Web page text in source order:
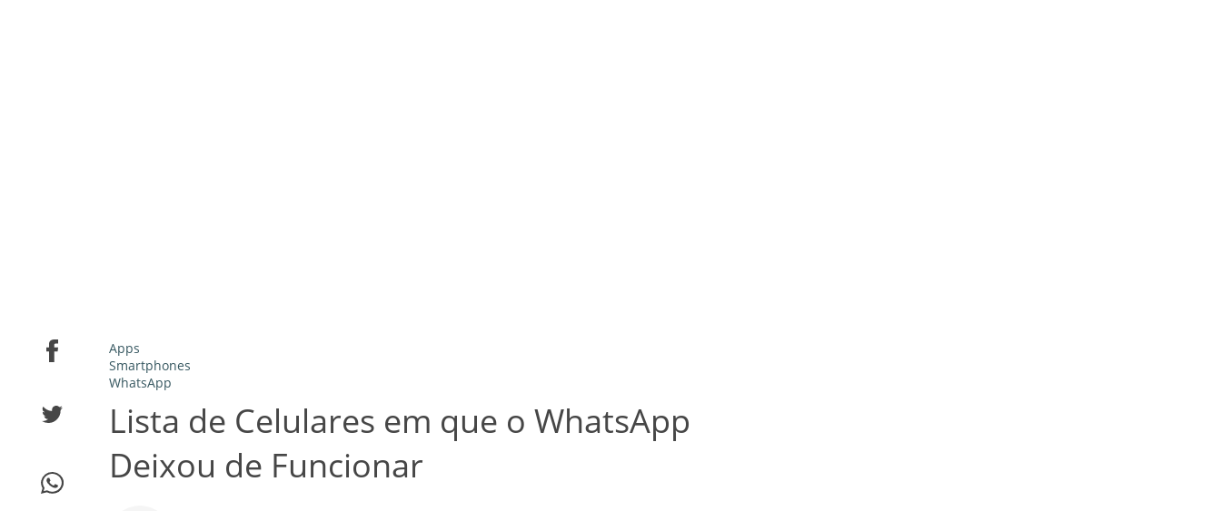
Apps
Smartphones
WhatsApp
Lista de Celulares em que o WhatsApp
Deixou de Funcionar